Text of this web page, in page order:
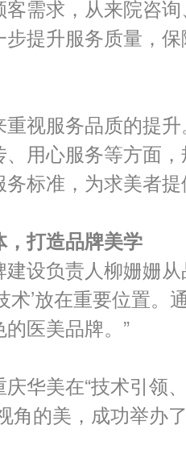
需求，从来院咨
提升服务质量，
视服务品质的提
用心服务等方面
标准，为求美者提
打造品牌美学
设负责人柳姗姗
术’放在重要位置。
医美品牌。”
华美在“技术引领
角的美，成功举办